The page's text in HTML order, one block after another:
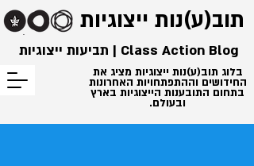
תוב(ע)נות ייצוגיות
בלוג תוב(ע)נות ייצוגיות מציג את
החידושים וההתפתחויות האחרונות
בתחום התובענות הייצוגיות בארץ
ובעולם.
Class Action Blog | תביעות ייצוגיות